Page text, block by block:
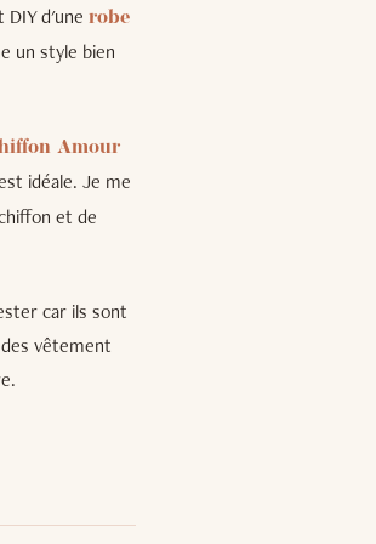
d'une robe
un style bien
Amour
idéale. Je me
et de
car ils sont
vêtement